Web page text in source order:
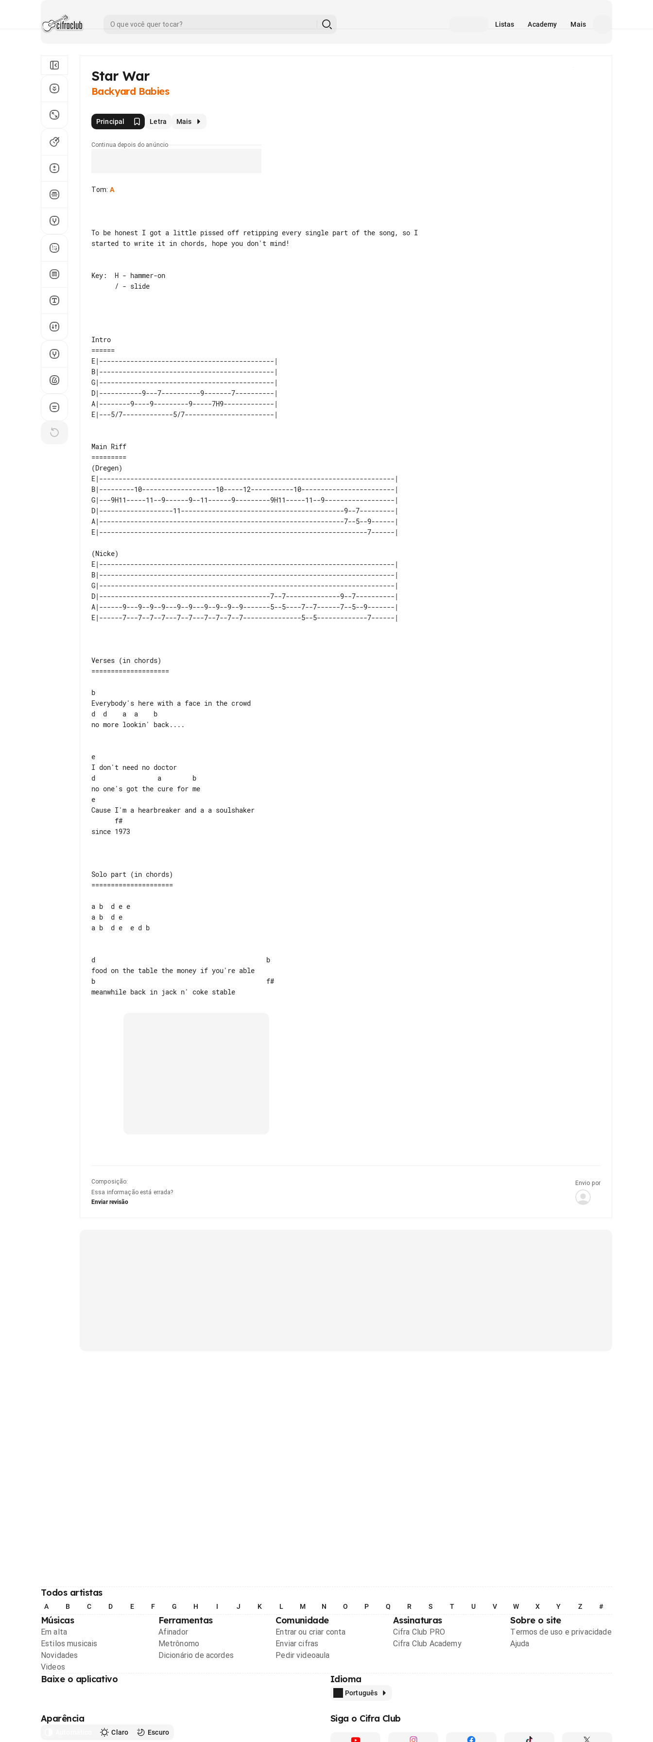
Listas Academy Mais
Star War
Backyard Babies
Principal Letra Mais
Continua depois do anúncio
Tom: A
To be honest I got a little pissed off retipping every single part of the song, so I
started to write it in chords, hope you don't mind!
Key:  H - hammer-on
Intro
E|---------------------------------------------|
B|---------------------------------------------|
G|---------------------------------------------|
D|-----------9---7----------9-------7----------|
A|--------9----9---------9-----7H9-------------|
Main Riff
(Dregen)
E|----------------------------------------------------------------------------|
B|---------10-------------------10-----12-----------10------------------------|
G|---9H11-----11--9------9--11------9---------9H11-----11--9------------------|
D|-------------------11------------------------------------------9--7---------|
A|---------------------------------------------------------------7--5--9------|
(Nicke)
E|----------------------------------------------------------------------------|
B|----------------------------------------------------------------------------|
G|----------------------------------------------------------------------------|
D|--------------------------------------------7--7--------------9--7----------|
A|------9---9--9--9---9--9---9--9--9--9-------5--5----7--7------7--5--9-------|
Verses (in chords)
====================
b
Everybody's here with a face in the crowd
d  d    a  a    b
no more lookin' back....
e
I don't need no doctor
d                a        b
no one's got the cure for me
e
Cause I'm a hearbreaker and a a soulshaker
since 1973
Solo part (in chords)
=====================
a b  d e e
a b  d e
a b  d e  e d b
d                                            b
food on the table the money if you're able
b                                            f#
Composição:
Essa informação está errada?
Enviar revisão
Envio por
Todos artistas
A B C D E F G H I J K L M N O P Q R S T U V W X Y Z #
Músicas
Em alta
Estilos musicais
Novidades
Videos
Ferramentas
Afinador
Metrônomo
Dicionário de acordes
Comunidade
Entrar ou criar conta
Enviar cifras
Pedir videoaula
Assinaturas
Cifra Club PRO
Cifra Club Academy
Sobre o site
Termos de uso e privacidade
Ajuda
Baixe o aplicativo Idioma
Português
Aparência
Claro Escuro
Siga o Cifra Club